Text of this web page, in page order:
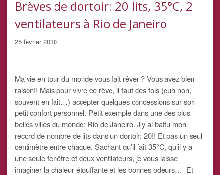
Brèves de dortoir: 20 lits, 35°C, 2
ventilateurs à Rio de Janeiro
25 février 2010
Ma vie en tour du monde vous fait rêver ? Vous avez bien
raison!! Mais pour vivre ce rêve, il faut des fois (euh non,
souvent en fait…) accepter quelques concessions sur son
petit confort personnel. Petit exemple dans une des plus
belles villes du monde: Rio de Janeiro. J’y ai battu mon
record de nombre de lits dans un dortoir: 20!! Et pas un seul
centimètre entre chaque. Sachant qu’il fait 35°C, qu’il y a
une seule fenêtre et deux ventilateurs, je vous laisse
imaginer la chaleur étouffante et les bonnes odeurs… Et